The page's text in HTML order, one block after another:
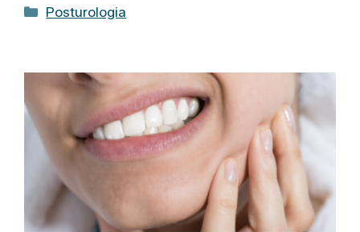
C
e
g
o
i
Posturologia